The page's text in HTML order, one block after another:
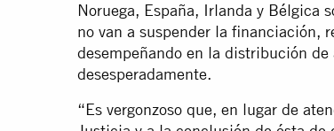
Noruega, España, Irlanda y Bélgica
no van a suspender la financiación,
desempeñando en la distribución
desesperadamente.
“Es vergonzoso que, en lugar de